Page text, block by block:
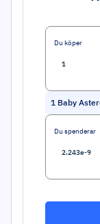
Du köper
1 Baby
Du spenderar